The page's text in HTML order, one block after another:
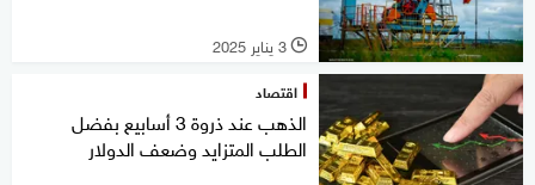
l 3 يناير 2025
اقتصاد
الذهب عند ذروة 3 أسابيع بفضل
الطلب المتزايد وضعف الدولار